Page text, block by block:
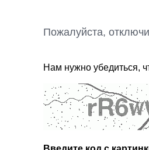
Пожалуйста,
Нам нужно убедиться,